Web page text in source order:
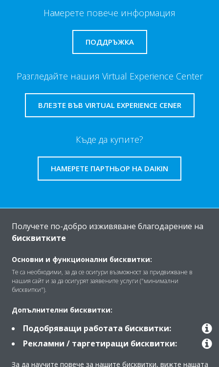
Намерете повече информация
ПОДДРЪЖКА
Разгледайте нашия Virtual Experience Center
ВЛЕЗТЕ ВЪВ VIRTUAL EXPERIENCE CENER
Къде да купите?
НАМЕРЕТЕ ПАРТНЬОР НА DAIKIN
За Daikin
Решения
Продукти
Получете по-добро изживяване благодарение на
бисквитките
Основни и функционални бисквитки:
Те са необходими, за да се осигури възможност за придвижване в
нашия сайт и за да осигурят заявените услуги ("минимални
бисквитки").
Допълнителни бисквитки:
Подобряващи работата бисквитки:
Рекламни / таргетиращи бисквитки:
За да научите повече за нашите бисквитки, вижте нашата